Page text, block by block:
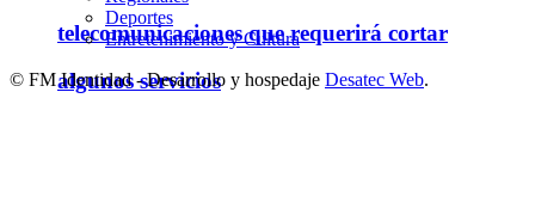
telecomunicaciones que requerirá cortar
algunos servicios
Deportes
Entretenimiento y Cultura
© FM Identidad - Desarrollo y hospedaje Desatec Web.